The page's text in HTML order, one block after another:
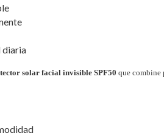
diaria
solar facial invisible SPF50 que combine